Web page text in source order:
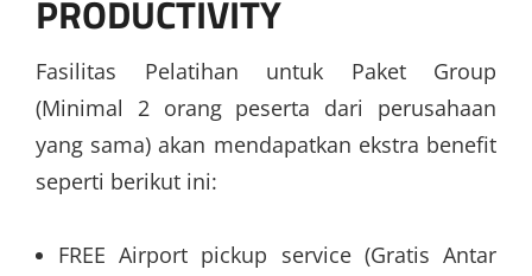
PRODUCTIVITY
Fasilitas Pelatihan untuk Paket Group
(Minimal 2 orang peserta dari perusahaan
yang sama) akan mendapatkan ekstra benefit
seperti berikut ini:
FREE Airport pickup service (Gratis Antar